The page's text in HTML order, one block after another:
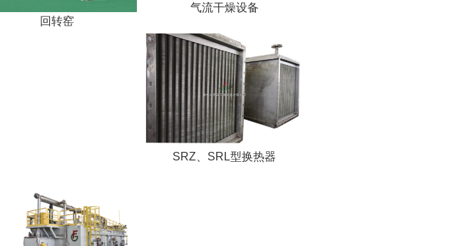
回转窑
气流干燥设备
SRZ、SRL型换热器